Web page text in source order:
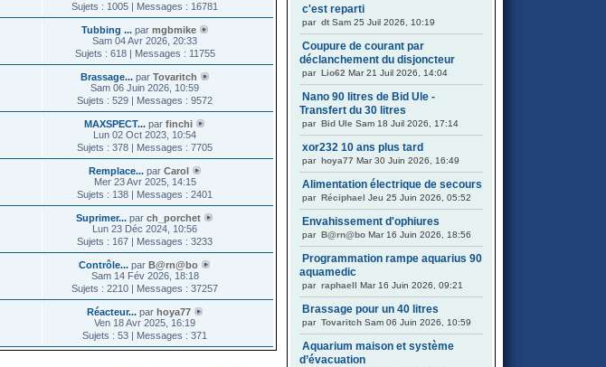
Sujets : 1005 | Messages : 16781
Tubbing ...par mgbmike
Sam 04 Avr 2026, 20:33
Sujets : 618 | Messages : 11755
Brassage...par Tovaritch
Sam 06 Juin 2026, 10:59
Sujets : 529 | Messages : 9572
MAXSPECT... par finchi
Lun 02 Oct 2023, 10:54
Sujets : 378 | Messages : 7705
Remplace...par Carol
Mer 23 Avr 2025, 14:15
Sujets : 138 | Messages : 2401
Suprimer... par ch_porchet
Lun 23 Déc 2024, 10:56
Sujets : 167 | Messages : 3233
Contrôle... par B@rn@bo
Sam 14 Fév 2026, 18:18
Sujets : 2210 | Messages : 37257
Réacteur...par hoya77
Ven 18 Avr 2025, 16:19
Sujets : 53 | Messages : 371
c'est reparti
par dt Sam 25 Juil 2026, 10:19
Coupure de courant par
déclanchement du disjoncteur
par Lio62 Mar 21 Juil 2026, 14:04
Nano 90 litres de Bid Ule -
Transfert du 30 litres
par Bid Ule Sam 18 Juil 2026, 17:14
xor232 10 ans plus tard
par hoya77 Mar 30 Juin 2026, 16:49
Alimentation électrique de secours
par Réciphael Jeu 25 Juin 2026, 05:52
Envahissement d'ophiures
par B@rn@bo Mar 16 Juin 2026, 18:56
Programmation rampe aquarius 90
aquamedic
par raphaell Mar 16 Juin 2026, 09:21
Brassage pour un 40 litres
par Tovaritch Sam 06 Juin 2026, 10:59
Aquarium maison et système
d’évacuation